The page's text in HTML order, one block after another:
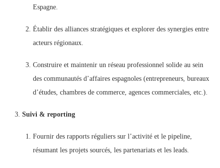
Espagne.
Établir des alliances stratégiques et explorer des synergies entre
acteurs régionaux.
Construire et maintenir un réseau professionnel solide au sein
des communautés d’affaires espagnoles (entrepreneurs, bureaux
d’études, chambres de commerce, agences commerciales, etc.).
Suivi & reporting
Fournir des rapports réguliers sur l’activité et le pipeline,
résumant les projets sourcés, les partenariats et les leads.